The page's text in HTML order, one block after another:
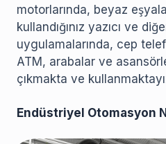
motorlarında, beyaz
kullandığınız yazıcı ve
uygulamalarında, cep
ATM, arabalar ve
çıkmakta ve
Endüstriyel Otomasyon